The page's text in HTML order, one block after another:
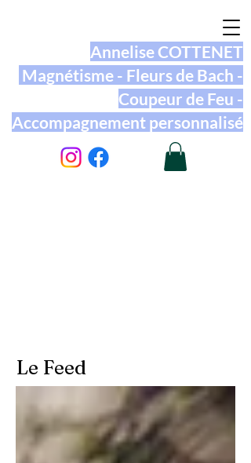
Annelise COTTENET
Magnétisme - Fleurs de Bach -
Coupeur de Feu -
Accompagnement personnalisé
Le Feed